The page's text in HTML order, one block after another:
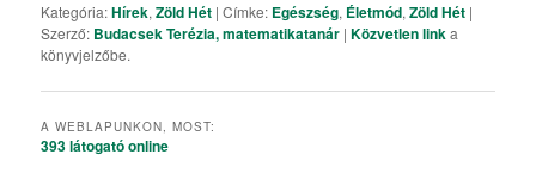
Kategória:Hírek,Zöld Hét | Címke: Egészség, Életmód,Zöld Hét |
Szerző: Budacsek Terézia, matematikatanár |Közvetlen linka
könyvjelzőbe.
A WEBLAPUNKON, MOST:
393 látogatóonline